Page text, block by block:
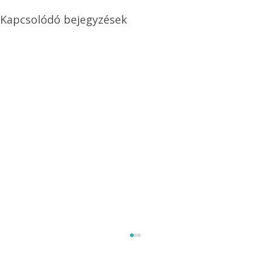
Kapcsolódó bejegyzések